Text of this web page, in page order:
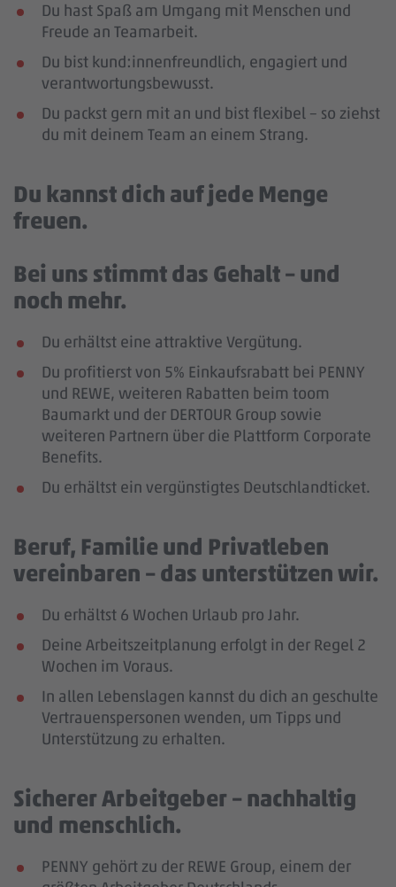
Du hast Spaß am Umgang mit Menschen und
Freude an Teamarbeit.
Du bist kund:innenfreundlich, engagiert und
verantwortungsbewusst.
Du packst gern mit an und bist flexibel – so ziehst
du mit deinem Team an einem Strang.
Du kannst dich auf jede Menge
freuen.
Bei uns stimmt das Gehalt – und
noch mehr.
Du erhältst eine attraktive Vergütung.
Du profitierst von 5% Einkaufsrabatt bei PENNY
und REWE, weiteren Rabatten beim toom
Baumarkt und der DERTOUR Group sowie
weiteren Partnern über die Plattform Corporate
Benefits.
Du erhältst ein vergünstigtes Deutschlandticket.
Beruf, Familie und Privatleben
vereinbaren – das unterstützen wir.
Du erhältst 6 Wochen Urlaub pro Jahr.
Deine Arbeitszeitplanung erfolgt in der Regel 2
Wochen im Voraus.
In allen Lebenslagen kannst du dich an geschulte
Vertrauenspersonen wenden, um Tipps und
Unterstützung zu erhalten.
Sicherer Arbeitgeber – nachhaltig
und menschlich.
PENNY gehört zu der REWE Group, einem der